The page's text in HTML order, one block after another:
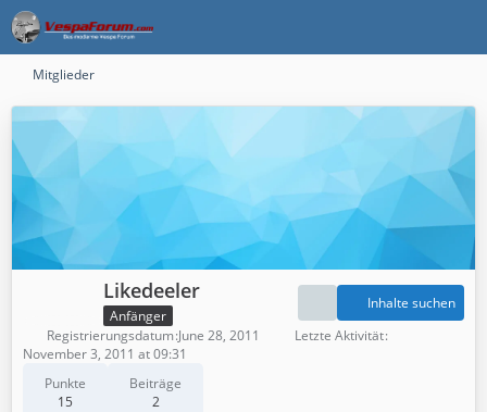
Mitglieder
Likedeeler
Anfänger
Punkte
15
Beiträge
2
Inhalte suchen
Registrierungsdatum June 28, 2011
Letzte Aktivität
November 3, 2011 at 09:31